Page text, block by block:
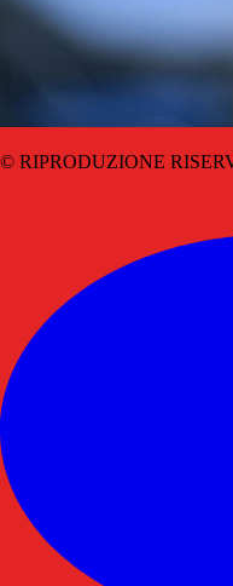
© RIPRODUZIONE